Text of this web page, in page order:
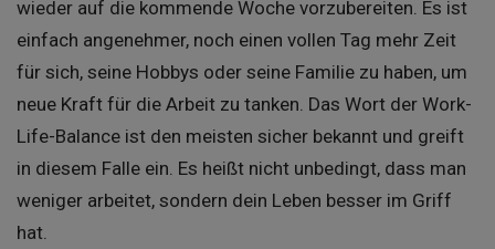
wieder auf die kommende Woche vorzubereiten. Es ist
einfach angenehmer, noch einen vollen Tag mehr Zeit
für sich, seine Hobbys oder seine Familie zu haben, um
neue Kraft für die Arbeit zu tanken. Das Wort der Work-
Life-Balance ist den meisten sicher bekannt und greift
in diesem Falle ein. Es heißt nicht unbedingt, dass man
weniger arbeitet, sondern dein Leben besser im Griff
hat.